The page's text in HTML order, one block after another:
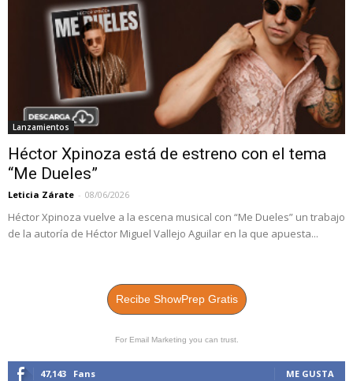
Lanzamientos
Héctor Xpinoza está de estreno con el tema
“Me Dueles”
Leticia Zárate - 08/06/2026
Héctor Xpinoza vuelve a la escena musical con “Me Dueles” un trabajo
de la autoría de Héctor Miguel Vallejo Aguilar en la que apuesta...
Recibe ShowPrep Gratis
For Email Marketing you can trust.
47,143 Fans ME GUSTA